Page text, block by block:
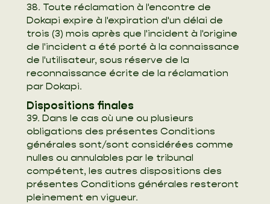
38. Toute réclamation à l'encontre de
Dokapi expire à l'expiration d'un délai de
trois (3) mois après que l'incident à l'origine
de l'incident a été porté à la connaissance
de l'utilisateur, sous réserve de la
reconnaissance écrite de la réclamation
par Dokapi.
Dispositions finales
39. Dans le cas où une ou plusieurs
obligations des présentes Conditions
générales sont/sont considérées comme
nulles ou annulables par le tribunal
compétent, les autres dispositions des
présentes Conditions générales resteront
pleinement en vigueur.